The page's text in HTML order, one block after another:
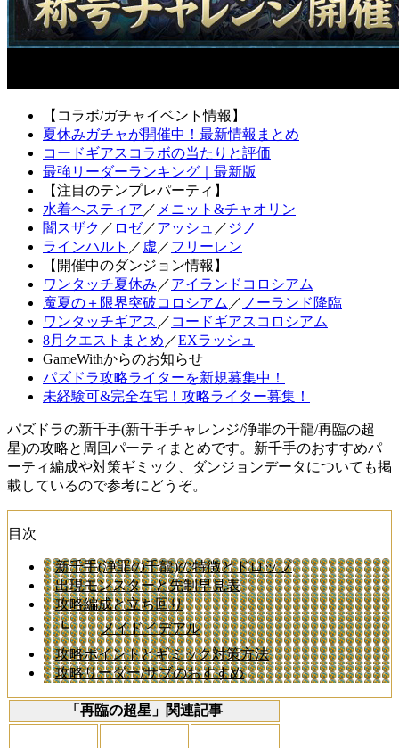
【コラボ/ガチャイベント情報】
夏休みガチャが開催中！最新情報まとめ
コードギアスコラボの当たりと評価
最強リーダーランキング｜最新版
【注目のテンプレパーティ】
水着ヘスティア ／ メニット&チャオリン
闇スザク ／ ロゼ／アッシュ ／ ジノ
ラインハルト ／ 虚 ／フリーレン
【開催中のダンジョン情報】
ワンタッチ夏休み ／アイランドコロシアム
魔夏の＋限界突破コロシアム ／ ノーランド降臨
ワンタッチギアス ／ コードギアスコロシアム
8月クエストまとめ ／EXラッシュ
GameWithからのお知らせ
パズドラ攻略ライターを新規募集中！
未経験可&完全在宅！攻略ライター募集！
パズドラの新千手(新千手チャレンジ/浄罪の千龍/再臨の超
星)の攻略と周回パーティまとめです。新千手のおすすめパ
ーティ編成や対策ギミック、ダンジョンデータについても掲
載しているので参考にどうぞ。
目次
新千手(浄罪の千龍)の特徴とドロップ
出現モンスターと先制早見表
攻略編成と立ち回り
┗
メイドイデアル
攻略ポイントとギミック対策方法
攻略リーダー/サブのおすすめ
「再臨の超星」関連記事